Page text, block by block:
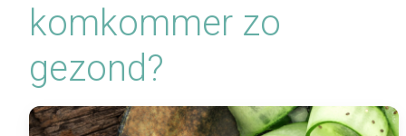
komkommer zo
gezond?